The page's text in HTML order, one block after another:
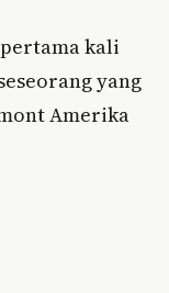
kali
yang
Amerika